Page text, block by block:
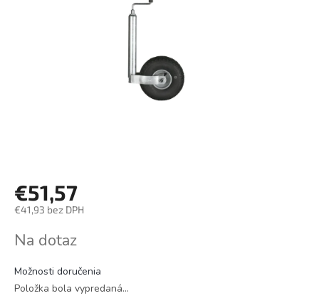
€51,57
€41,93 bez DPH
cena:
Na dotaz
Možnosti doručenia
Položka bola vypredaná…